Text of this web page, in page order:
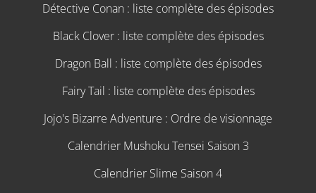
Détective Conan : liste complète des épisodes
Black Clover : liste complète des épisodes
Dragon Ball : liste complète des épisodes
Fairy Tail : liste complète des épisodes
Jojo's Bizarre Adventure : Ordre de visionnage
Calendrier Mushoku Tensei Saison 3
Calendrier Slime Saison 4